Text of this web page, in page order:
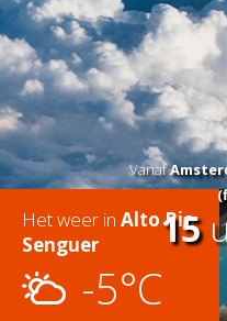
Vanaf
15
Het weer in Alto Rio
Senguer
-5°C